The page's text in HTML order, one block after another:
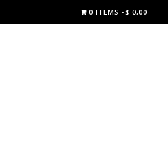
0 ITEMS $ 0,00